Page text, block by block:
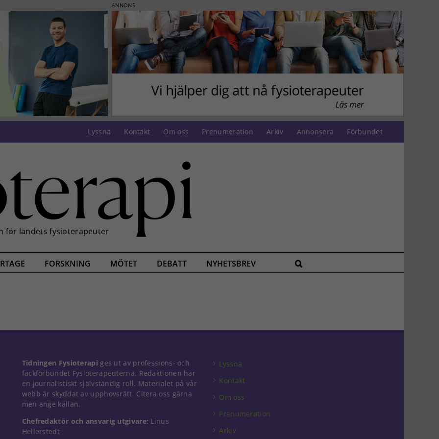
ANNONS
Lyssna Kontakt Om oss Prenumeration Arkiv Annonsera Förbundet
FORSKNING MÖTET DEBATT NYHETSBREV
Tidningen Fysioterapi ges ut av professions- och
fackförbundet Fysioterapeuterna. Redaktionen har
en journalistiskt självständig roll. Materialet på vår
webb är skyddat av upphovsrätt. Citera oss gärna
men ange källan.
Chefredaktör och ansvarig utgivare: Linus
Hellerstedt
Lyssna
Kontakt
Om oss
Prenumeration
Arkiv